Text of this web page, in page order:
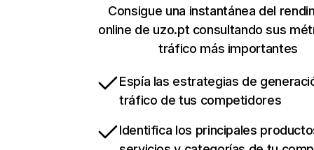
Consigue una instantánea del
online de uzo.pt consultando sus
tráfico más importantes
Espía las estrategias de
tráfico de tus competidores
Identifica los principales